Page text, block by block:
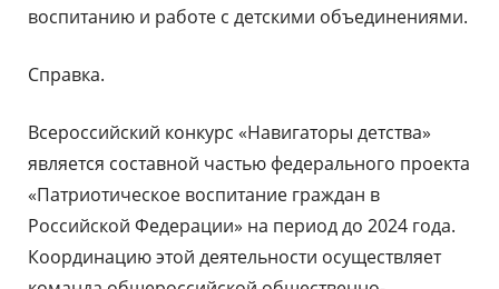
воспитанию и работе с детскими объединениями.
Справка.
Всероссийский конкурс «Навигаторы детства»
является составной частью федерального проекта
«Патриотическое воспитание граждан в
Российской Федерации» на период до 2024 года.
Координацию этой деятельности осуществляет